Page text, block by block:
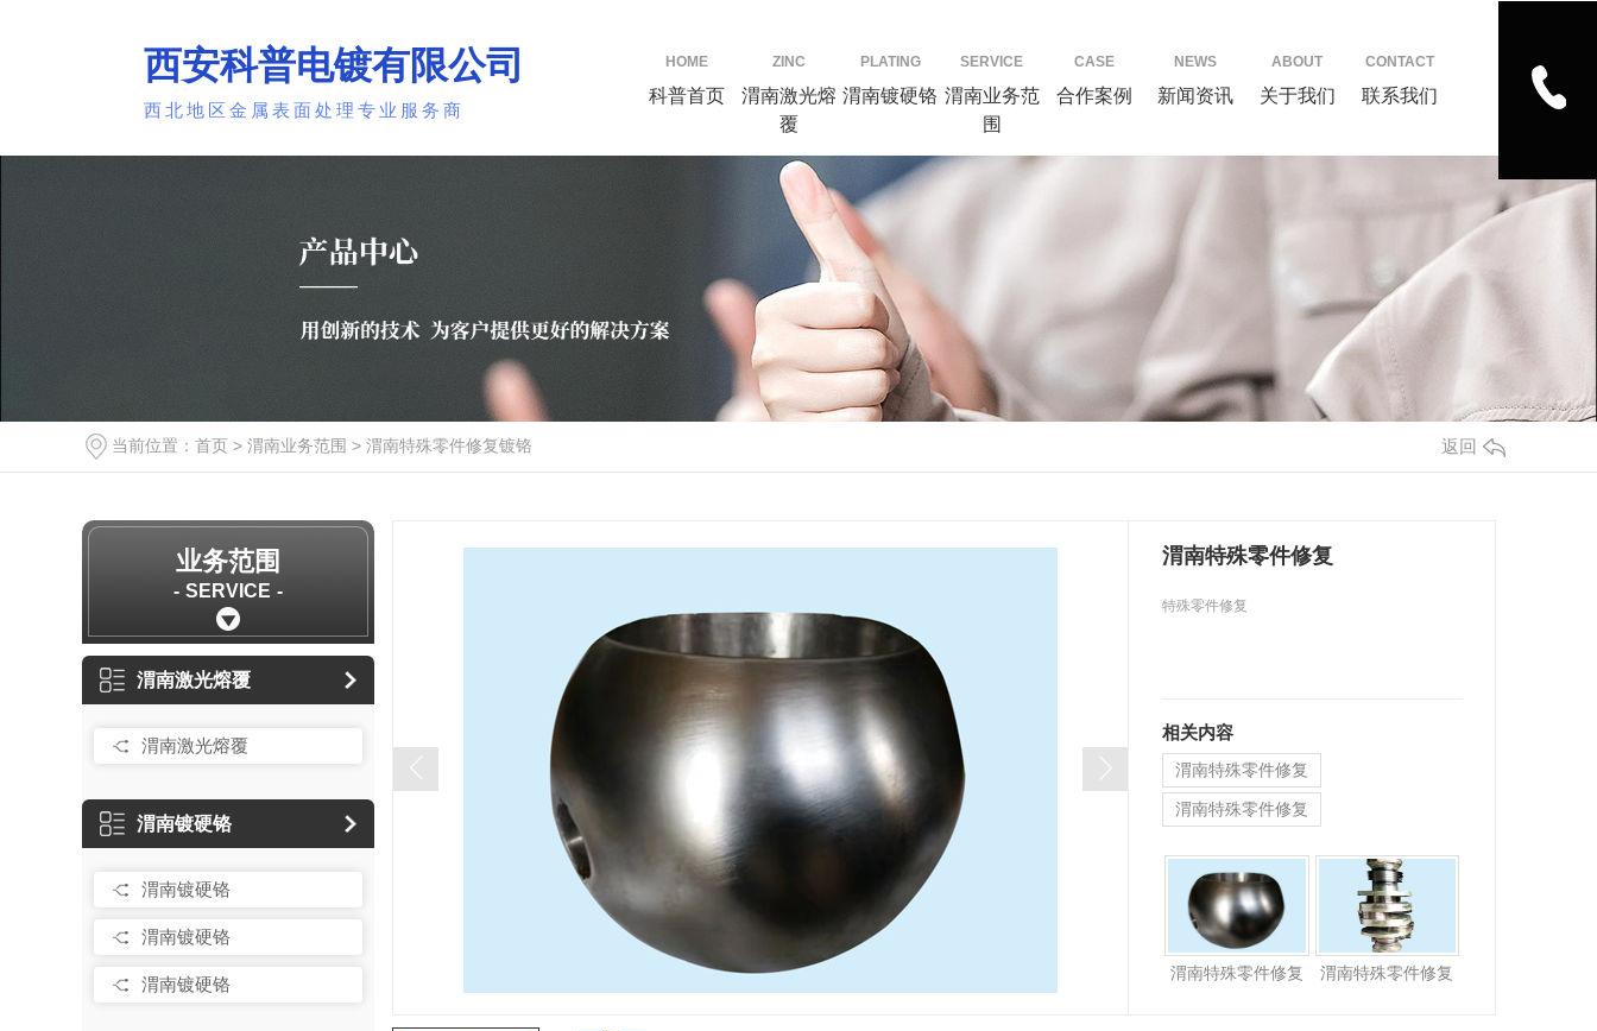
西安科普电镀有限公司
西北地区金属表面处理专业服务商
HOME
科普首页
ZINC
渭南激光熔
覆
PLATING
渭南镀硬铬
SERVICE
渭南业务范
围
CASE
合作案例
NEWS
新闻资讯
ABOUT
关于我们
CONTACT
联系我们
当前位置： 首页 > 渭南业务范围 > 渭南特殊零件修复镀铬 返回
业务范围
SERVICE
渭南激光熔覆
渭南激光熔覆
渭南镀硬铬
渭南镀硬铬
渭南镀硬铬
渭南镀硬铬
渭南特殊零件修复
特殊零件修复
相关内容
渭南特殊零件修复
渭南特殊零件修复
渭南特殊零件修复 渭南特殊零件修复